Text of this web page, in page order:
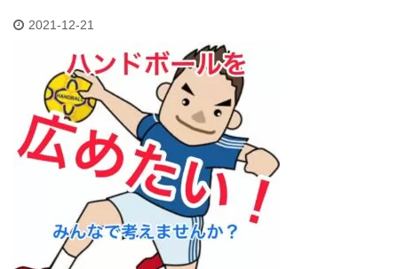
2021-12-21